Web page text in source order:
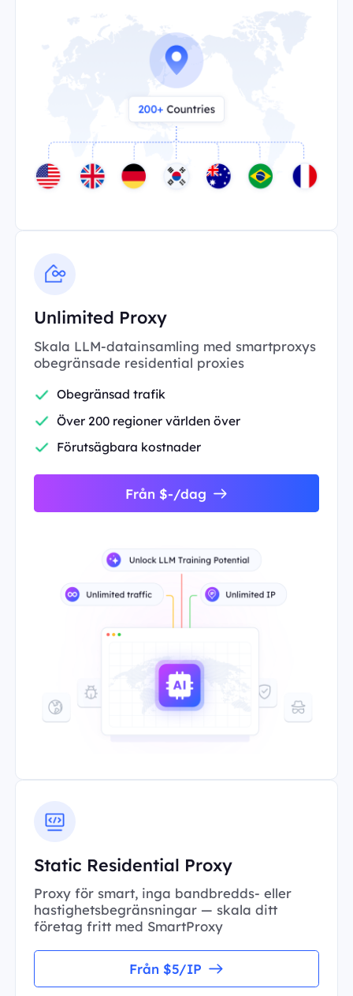
Unlimited Proxy
Skala LLM-datainsamling med smartproxys
obegränsade residential proxies
Obegränsad trafik
Över 200 regioner världen över
Förutsägbara kostnader
Från $-/dag
Static Residential Proxy
Proxy för smart, inga bandbredds- eller
hastighetsbegränsningar — skala ditt
företag fritt med SmartProxy
Från $5/IP